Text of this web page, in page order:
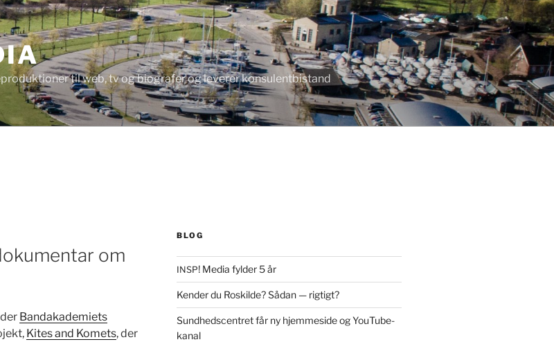
til web, tv og biografer og leverer konsulentbistand
om
Ban­dakademiets
Kites and Komets, der
BLOG
INSP! Media fylder 5 år
Kender du Roskilde? Sådan — rigtigt?
Sundhedscentret får ny hjemmeside og YouTube-
kanal